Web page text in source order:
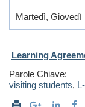
Martedì, Giovedì
Learning
Parole Chiave:
visiting students,